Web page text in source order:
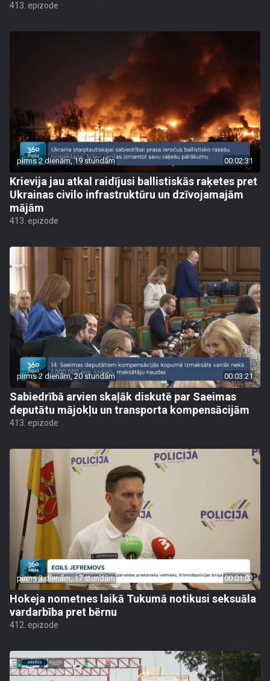
413. epizode
pirms 2 dienām, 19 stundām 00:02:31
Krievija jau atkal raidījusi ballistiskās raķetes pret
Ukrainas civilo infrastruktūru un dzīvojamajām
mājām
413. epizode
pirms 2 dienām, 20 stundām 00:03:21
Sabiedrībā arvien skaļāk diskutē par Saeimas
deputātu mājokļu un transporta kompensācijām
413. epizode
pirms 3 dienām, 17 stundām 00:01:02
Hokeja nometnes laikā Tukumā notikusi seksuāla
vardarbība pret bērnu
412. epizode